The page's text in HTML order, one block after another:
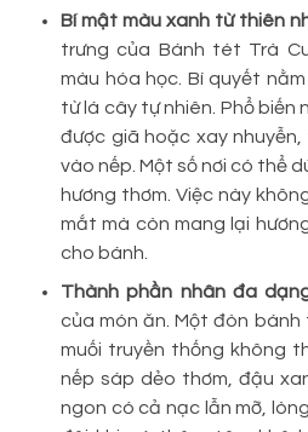
Bí mật màu xanh từ thiên
trưng của Bánh tét Trà
màu hóa học. Bí quyết
từ lá cây tự nhiên. Phổ biến
được giã hoặc xay
vào nếp. Một số nơi có thể
hương thơm. Việc này
mắt mà còn mang lại
cho bánh.
Thành phần nhân đa
của món ăn. Một đòn
muối truyền thống không
nếp sáp dẻo thơm, đậu
ngon có cả nạc lẫn mỡ,